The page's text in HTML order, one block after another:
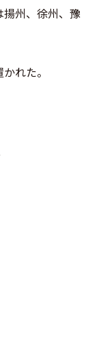
州、徐州、豫
れた。